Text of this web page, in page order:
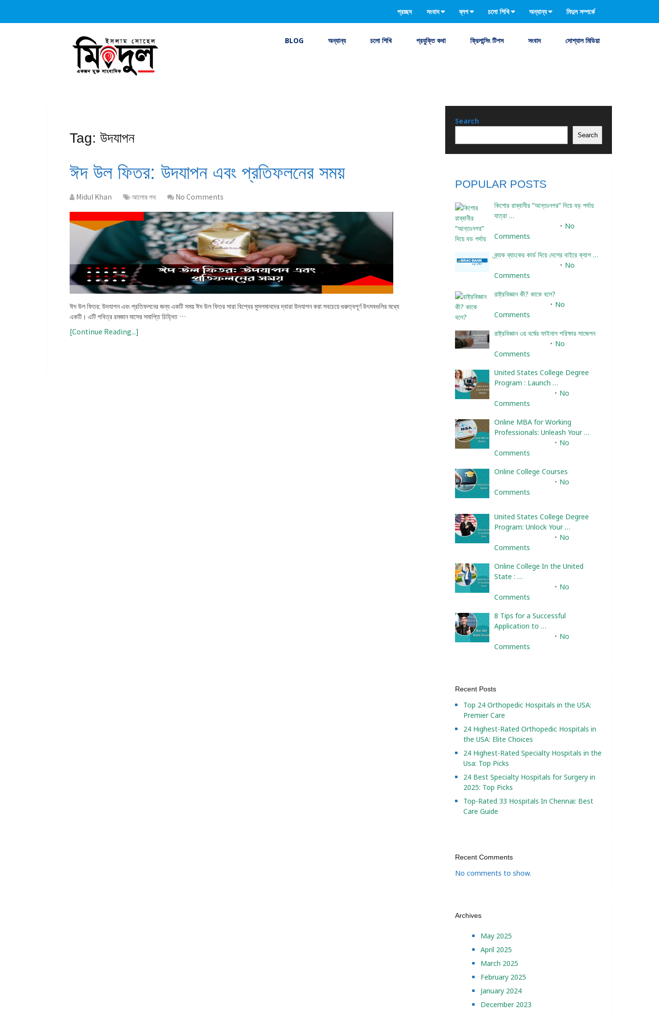
প্রচ্ছদ সংবাদ ব্লগ চলো শিখি অন্যান্য মিদুল সম্পর্কে
BLOG অন্যান্য চলো শিখি প্রযুক্তি কথা ফ্রিলান্সিং টিপস সংবাদ সোশ্যাল মিডিয়া
Tag: উদযাপন
ঈদ উল ফিতর: উদযাপন এবং প্রতিফলনের সময়
Midul Khan আলোর পথ No Comments
ঈদ উল ফিতর: উদযাপন এবং প্রতিফলনের জন্য একটি সময় ঈদ উল ফিতর সারা বিশ্বের মুসলমানদের দ্বারা উদযাপন করা সবচেয়ে গুরুত্বপূর্ণ উৎসবগুলির মধ্যে
একটি। এটি পবিত্র রমজান মাসের সমাপ্তি চিহ্নিত …
[Continue Reading...]
Search
Search
POPULAR POSTS
কিশোর রাব্বানীর “আন্তঃনগর” দিয়ে বড় পর্দায়
যাত্রা …
No
Comments
ব্র্যাক ব্যাংকের কার্ড দিয়ে দেশের বাইরে ক্যাশ …
No
Comments
রাষ্ট্রবিজ্ঞান কী? কাকে বলে?
No
Comments
রাষ্ট্রবিজ্ঞান ৩য় বর্ষের ফাইনাল পরিক্ষার সাজেশন
No
Comments
United States College Degree
Program : Launch …
No
Comments
Online MBA for Working
Professionals: Unleash Your …
No
Comments
Online College Courses
No
Comments
United States College Degree
Program: Unlock Your …
No
Comments
Online College In the United
State : …
No
Comments
8 Tips for a Successful
Application to …
No
Comments
Recent Posts
Top 24 Orthopedic Hospitals in the USA:
Premier Care
24 Highest-Rated Orthopedic Hospitals in
the USA: Elite Choices
24 Highest-Rated Specialty Hospitals in the
Usa: Top Picks
24 Best Specialty Hospitals for Surgery in
2025: Top Picks
Top-Rated 33 Hospitals In Chennai: Best
Care Guide
Recent Comments
No comments to show.
Archives
May 2025
April 2025
March 2025
February 2025
January 2024
December 2023